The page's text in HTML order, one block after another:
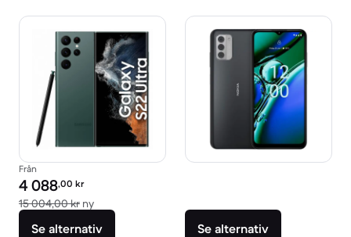
Från
Pris för rekonditionerad produkt:
4 088,00 kr
15 004,00 kr nyJämfört med nypris 15 004,00 kr
Se alternativ Se alternativ